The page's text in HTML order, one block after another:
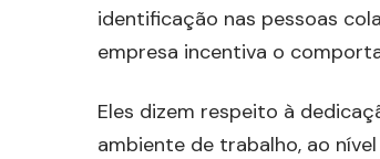
identificação nas pessoas
empresa incentiva o
Eles dizem respeito à
ambiente de trabalho, ao